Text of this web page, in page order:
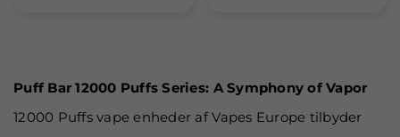
Puff Bar 12000 Puffs Series: A Symphony of Vapor
12000 Puffs vape enheder af Vapes Europe tilbyder